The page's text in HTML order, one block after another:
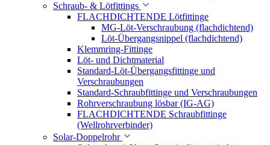
Schraub- & Lötfittings
FLACHDICHTENDE Lötfittinge
MG-Löt-Verschraubung (flachdichtend)
Löt-Übergangsnippel (flachdichtend)
Klemmring-Fittinge
Löt- und Dichtmaterial
Standard-Löt-Übergangsfittinge und
Verschraubungen
Standard-Schraubfittinge und Verschraubungen
Rohrverschraubung lösbar (IG-AG)
FLACHDICHTENDE Schraubfittinge
(Wellrohrverbinder)
Solar-Doppelrohr